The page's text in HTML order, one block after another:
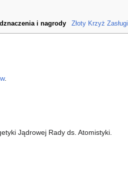
i nagrody Złoty Krzyż Zasługi
.
Jądrowej Rady ds. Atomistyki.